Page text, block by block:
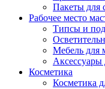
Пакеты для
Рабочее место
Типсы и
Мебель для
Аксессуары
Косметика
Косметика